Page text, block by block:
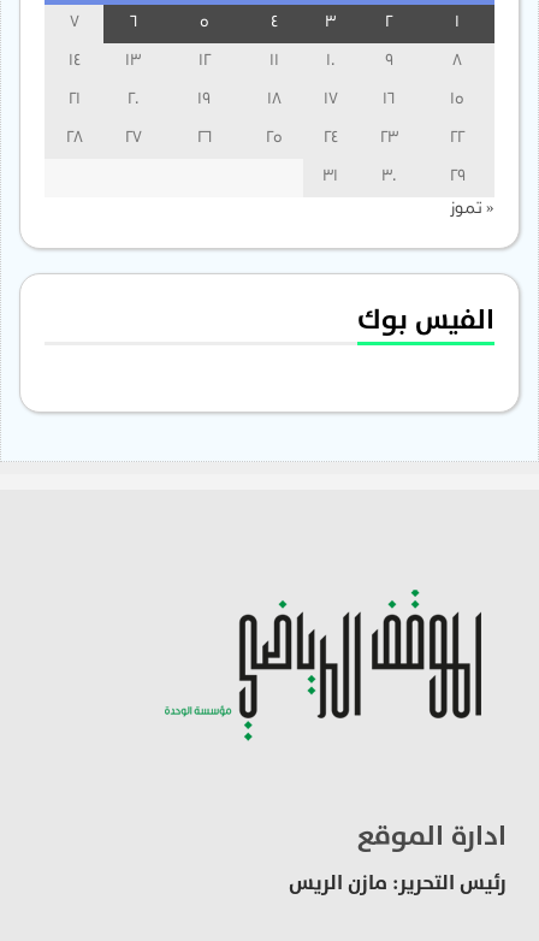
3
13
14
15
16
17
18
19
20
21
22
23
24
25
26
27
28
29
30
31
« تموز
الفيس بوك
ادارة الموقع
رئيس التحرير: مازن الريس